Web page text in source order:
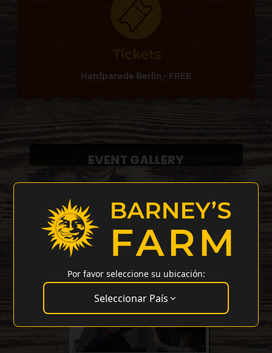
Hanfparade Berlin - FREE
EVENT GALLERY
Por favor seleccione su ubicación:
Seleccionar País